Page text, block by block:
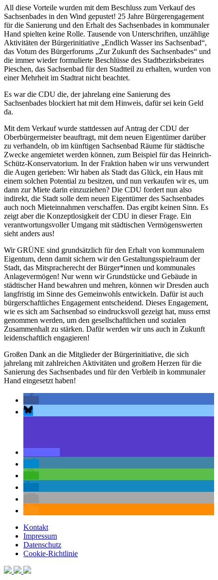
All diese Vorteile wurden mit dem Beschluss zum Verkauf des
Sachsenbades in den Wind gepustet! 25 Jahre Bürgerengagement
für die Sanierung und den Erhalt des Sachsenbades in kommunaler
Hand spielten keine Rolle. Tausende von Unterschriften, unzählige
Aktivitäten der Bürgerinitiative „Endlich Wasser ins Sachsenbad“,
das Votum des Bürgerforums „Zur Zukunft des Sachsenbades“ und
die immer wieder formulierte Beschlüsse des Stadtbezirksbeirates
Pieschen, das Sachsenbad für den Stadtteil zu erhalten, wurden von
einer Mehrheit im Stadtrat nicht beachtet.
Es war die CDU die, der jahrelang eine Sanierung des
Sachsenbades blockiert hat mit dem Hinweis, dafür sei kein Geld
da.
Mit dem Verkauf wurde stattdessen auf Antrag der CDU der
Oberbürgermeister beauftragt, mit dem neuen Eigentümer darüber
zu verhandeln, ob im künftigen Sachsenbad Räume für städtische
Zwecke angemietet werden können, zum Beispiel für das Heinrich-
Schütz-Konservatorium. In der Fraktion haben wir uns verwundert
die Augen gerieben: Wir haben als Stadt das Glück, ein Haus mit
einem solchen Potential zu besitzen, und nun verkaufen wir es, um
dann zur Miete darin einzuziehen? Die CDU fordert nun also
indirekt, die Stadt solle dem neuen Eigentümer des Sachsenbades
auch noch Mieteinnahmen verschaffen. Das ergibt keinen Sinn. Es
zeigt aber die Konzeptlosigkeit der CDU in dieser Frage. Ein
verantwortungsvoller Umgang mit städtischen Vermögenswerten
sieht anders aus!
Wir GRÜNE sind grundsätzlich für den Erhalt von kommunalem
Eigentum, denn damit sichern wir den Gestaltungsspielraum der
Stadt, das Mitspracherecht der Bürger*innen und kommunales
Anlagevermögen! Nur wenn wir Grundstücke und Gebäude in
städtischer Hand bewahren und mehren, können wir Dresden auch
langfristig im Sinne des Gemeinwohls entwickeln. Dafür ist auch
bürgerschaftliches Engagement entscheidend. Dieses Engagement,
wie es sich am Sachsenbad so eindrucksvoll gezeigt hat, muss ernst
genommen werden, um den gesellschaftlichen und sozialen
Zusammenhalt zu stärken. Dafür werden wir uns auch in Zukunft
leidenschaftlich engagieren!
Großen Dank an die Mitglieder der Bürgerinitiative, die sich
jahrelang mit zahlreichen Aktivitäten und großem Herzen für die
Sanierung des Sachsenbades und für den Verbleib in kommunaler
Hand eingesetzt haben!
Kontakt
Impressum
Datenschutz
Cookie-Richtlinie